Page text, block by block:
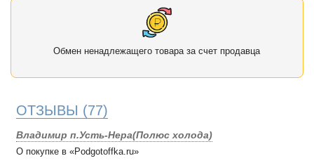
Обмен ненадлежащего товара за счет продавца
ОТЗЫВЫ (77)
Владимир п.Усть-Нера(Полюс холода)
О покупке в «Podgotoffka.ru»